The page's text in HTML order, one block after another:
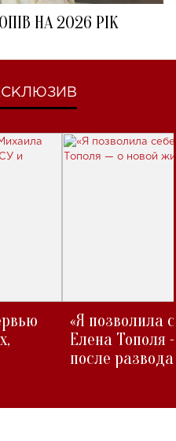
НА 2026 РІК
«Я позволила
Елена Тополя
после развода